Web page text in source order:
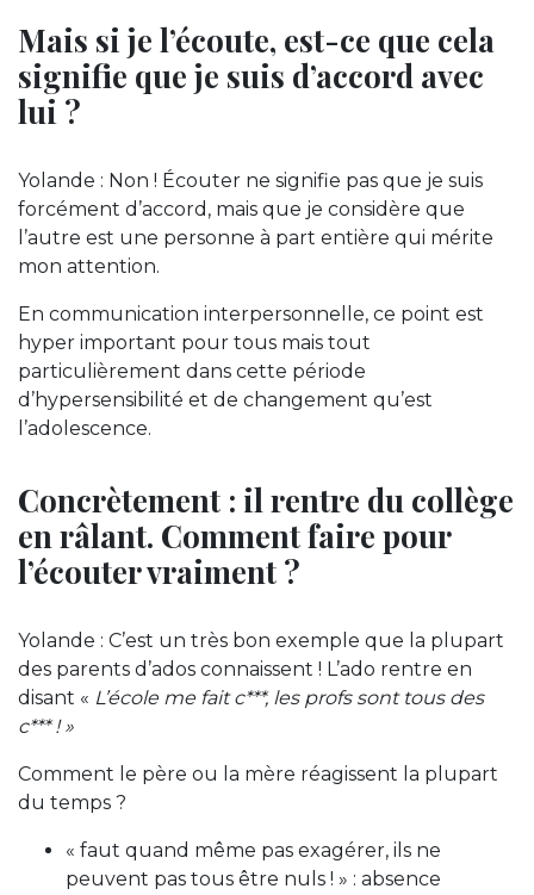
Mais si je l’écoute, est-ce que cela
signifie que je suis d’accord avec
lui ?
Yolande : Non ! Écouter ne signifie pas que je suis
forcément d’accord, mais que je considère que
l’autre est une personne à part entière qui mérite
mon attention.
En communication interpersonnelle, ce point est
hyper important pour tous mais tout
particulièrement dans cette période
d’hypersensibilité et de changement qu’est
l’adolescence.
Concrètement : il rentre du collège
en râlant. Comment faire pour
l’écouter vraiment ?
Yolande : C’est un très bon exemple que la plupart
des parents d’ados connaissent ! L’ado rentre en
disant « L’école me fait c***, les profs sont tous des
c*** ! »
Comment le père ou la mère réagissent la plupart
du temps ?
« faut quand même pas exagérer, ils ne
peuvent pas tous être nuls ! » : absence